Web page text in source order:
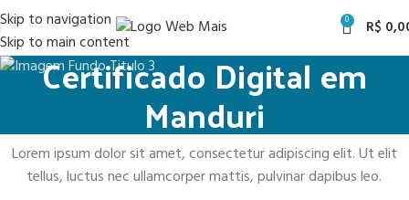
Skip to navigation
Skip to main content
0 R$
Certificado Digital em
Manduri
Lorem ipsum dolor sit amet, consectetur adipiscing elit. Ut elit
tellus, luctus nec ullamcorper mattis, pulvinar dapibus leo.